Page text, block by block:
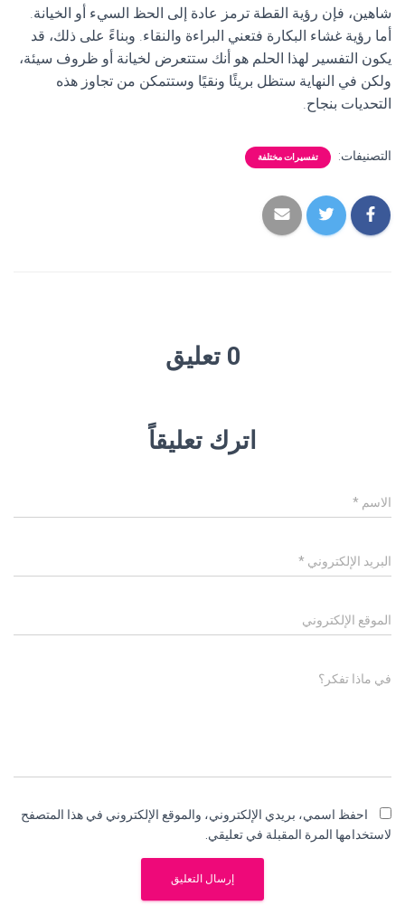
شاهين، فإن رؤية القطة ترمز عادة إلى الحظ السيء أو الخيانة.
أما رؤية غشاء البكارة فتعني البراءة والنقاء. وبناءً على ذلك، قد
يكون التفسير لهذا الحلم هو أنك ستتعرض لخيانة أو ظروف سيئة،
ولكن في النهاية ستظل بريئًا ونقيًا وستتمكن من تجاوز هذه
التحديات بنجاح.
التصنيفات: تفسيرات مختلفة
0 تعليق
اترك تعليقاً
الاسم *
البريد الإلكتروني *
الموقع الإلكتروني
في ماذا تفكر؟
احفظ اسمي، بريدي الإلكتروني، والموقع الإلكتروني في هذا المتصفح
لاستخدامها المرة المقبلة في تعليقي.